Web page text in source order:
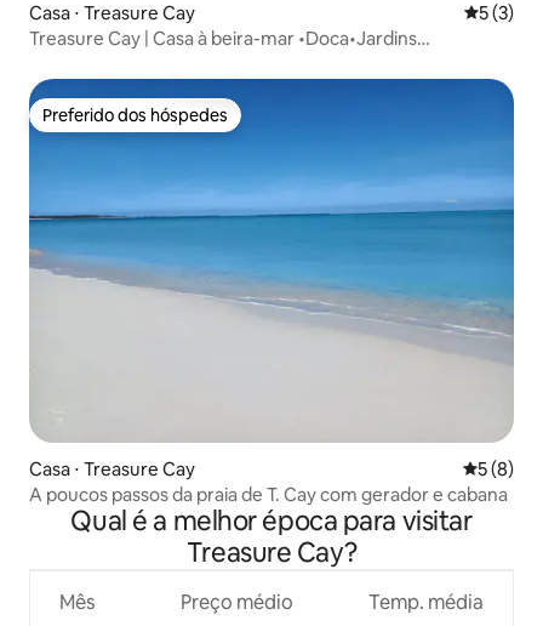
Casa ⋅ Treasure Cay 5 de
5 (3)
Treasure Cay | Casa à beira-mar •Doca•Jardins
Preferido dos hóspedes
Preferido dos hóspedes
Casa ⋅ Treasure Cay 5 de
5 (8)
A poucos passos da praia de T. Cay com gerador e cabana
Qual é a melhor época para visitar
Treasure Cay?
Mês Preço médio Temp. média